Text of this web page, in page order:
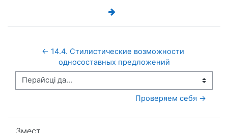
← 14.4. Стилистические возможности
односоставных предложений
Перайсці да...
Проверяем себя →
Змест